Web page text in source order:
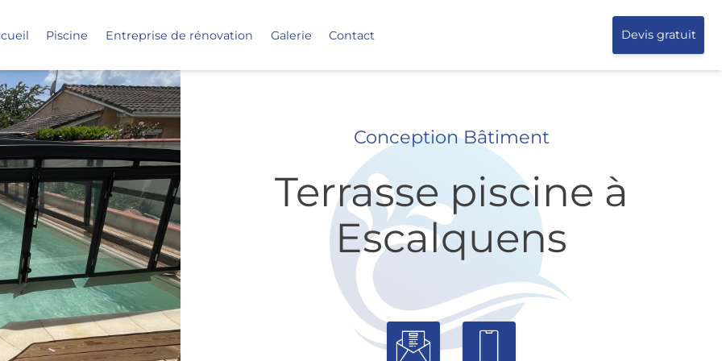
Piscine Entreprise de rénovation Galerie Contact Devis gratuit
Conception Bâtiment
Terrasse piscine à
Escalquens